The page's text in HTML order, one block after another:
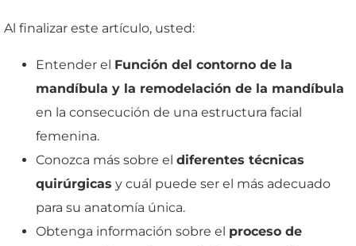
Al finalizar este artículo, usted:
Entender el Función del contorno de la
mandíbula y la remodelación de la mandíbula
en la consecución de una estructura facial
femenina.
Conozca más sobre el diferentes técnicas
quirúrgicas y cuál puede ser el más adecuado
para su anatomía única.
Obtenga información sobre el proceso de